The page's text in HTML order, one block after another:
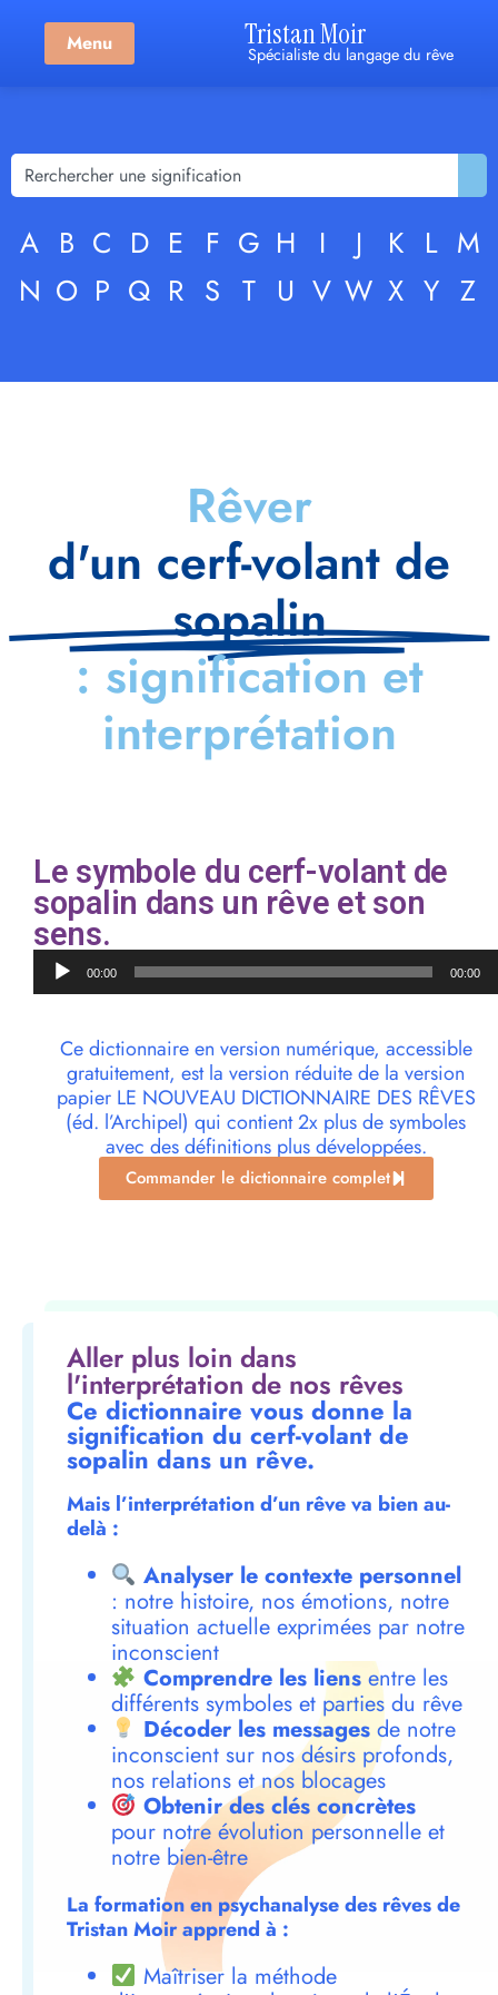
Menu Tristan Moir
Spécialiste du langage du rêve
A B C D E F G H I J K L M
N O P Q R S T U V W X Y Z
Rêver
d'un cerf-volant de
sopalin
: signification et
interprétation
Le symbole du cerf-volant de
sopalin dans un rêve et son
sens.
Lecteur
audio00:00 00:00
Ce dictionnaire en version numérique, accessible
gratuitement, est la version réduite de la version
papier LE NOUVEAU DICTIONNAIRE DES RÊVES
(éd. l’Archipel) qui contient 2x plus de symboles
avec des définitions plus développées.
Commander le dictionnaire complet
Aller plus loin dans
l'interprétation de nos rêves
Ce dictionnaire vous donne la
signification du cerf-volant de
sopalin dans un rêve.
Mais l’interprétation d’un rêve va bien au-
delà :
Analyser le contexte personnel
: notre histoire, nos émotions, notre
situation actuelle exprimées par notre
inconscient
Comprendre les liensentre les
différents symboles et parties du rêve
Décoder les messagesde notre
inconscient sur nos désirs profonds,
nos relations et nos blocages
Obtenir des clés concrètes
pour notre évolution personnelle et
notre bien-être
La formation en psychanalyse des rêves de
Tristan Moir apprend à :
Maîtriser la méthode